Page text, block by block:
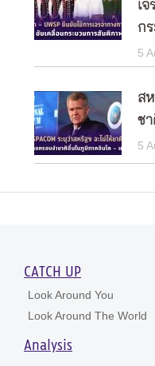
เ
ก
5
ส
ช
5
CATCH UP
Look Around You
Look Around The World
Analysis